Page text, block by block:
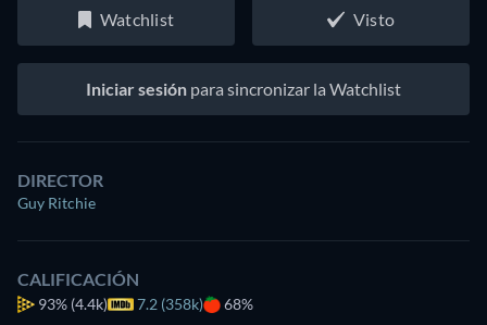
Watchlist Visto
Iniciar sesión para sincronizar la Watchlist
DIRECTOR
Guy Ritchie
CALIFICACIÓN
93% (4.4k) 7.2 (358k) 68%